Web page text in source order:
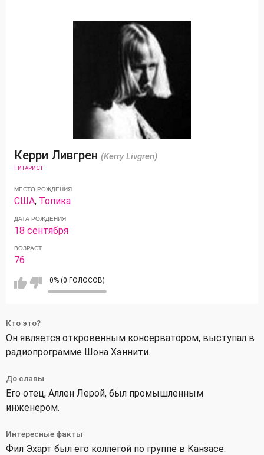
Керри Ливгрен (Kerry Livgren)
ГИТАРИСТ
МЕСТО РОЖДЕНИЯ
США, Топика
ДАТА РОЖДЕНИЯ
18 сентября
ВОЗРАСТ
76
0% (0 ГОЛОСОВ)
Кто это?
Он является откровенным консерватором, выступал в
радиопрограмме Шона Хэннити.
До славы
Его отец, Аллен Лерой, был промышленным
инженером.
Интересные факты
Фил Эхарт был его коллегой по группе в Канзасе.